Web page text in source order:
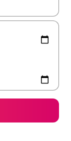
使って移動するか